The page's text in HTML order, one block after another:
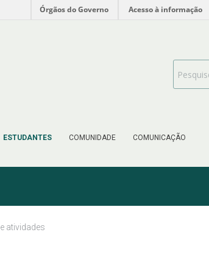
Órgãos do Governo Acesso à informação
ESTUDANTES COMUNIDADE COMUNICAÇÃO
Barra
atividades